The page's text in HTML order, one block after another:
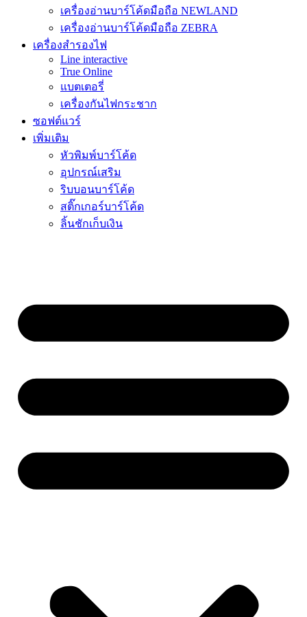
เครื่องอ่านบาร์โค้ดมือถือ NEWLAND
เครื่องอ่านบาร์โค้ดมือถือ ZEBRA
เครื่องสำรองไฟ
Line interactive
True Online
แบตเตอรี่
เครื่องกันไฟกระชาก
ซอฟต์แวร์
เพิ่มเติม
หัวพิมพ์บาร์โค้ด
อุปกรณ์เสริม
ริบบอนบาร์โค้ด
สติ๊กเกอร์บาร์โค้ด
ลิ้นชักเก็บเงิน